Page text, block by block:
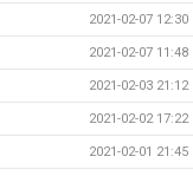
2021-02-07 12:30
2021-02-07 11:48
2021-02-03 21:12
2021-02-02 17:22
2021-02-01 21:45